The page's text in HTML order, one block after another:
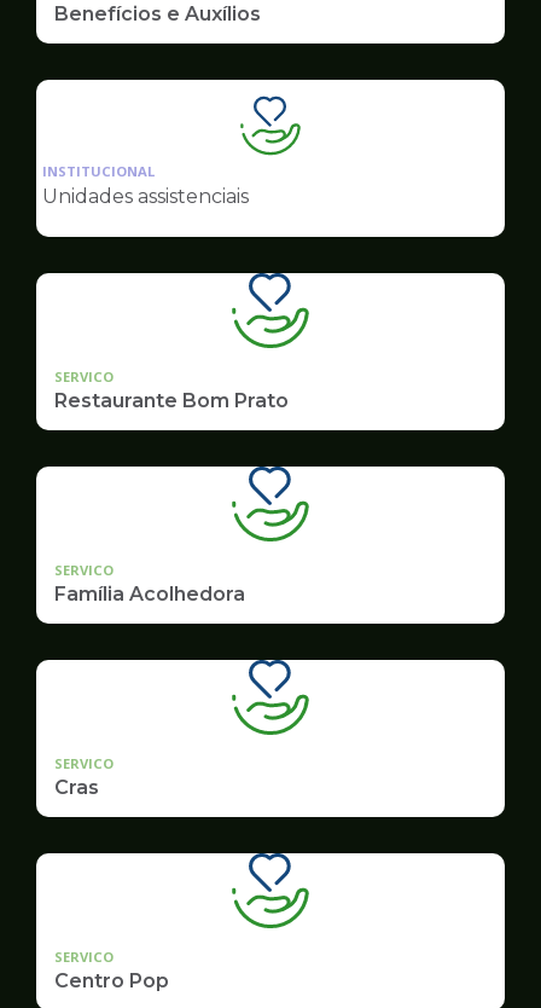
Benefícios e Auxílios
Ilustração
da
Assistência
INSTITUCIONAL
Unidades assistenciais
SERVICO
Restaurante Bom Prato
SERVICO
Família Acolhedora
SERVICO
Cras
SERVICO
Centro Pop